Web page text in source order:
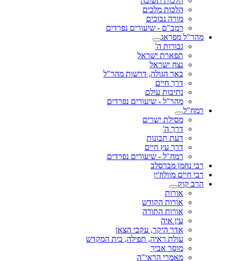
הלכות מלכים
מורה נבוכים
רמב"ם - שיעורים נפרדים
מהר"ל מפראג
גבורות ה'
תפארת ישראל
נצח ישראל
באר הגולה, דרשות מהר"ל
דרך חיים
נתיבות עולם
מהר"ל - שיעורים נפרדים
רמח"ל
מסילת ישרים
דרך ה'
דעת תבונות
דרך עץ חיים
רמח"ל - שיעורים נפרדים
רבי נחמן מברסלב
רבי חיים מוולוז'ין
הרב קוק
אורות
אורות הקודש
אורות התורה
עין איה
אדר היקר, עקבי הצאן
עולת ראיה, תפילה, בית המקדש
מוסר אביך
מאמרי הראי"ה